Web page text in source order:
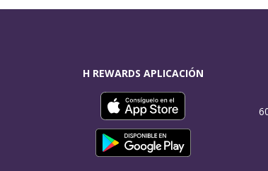
H REWARDS APLICACIÓN